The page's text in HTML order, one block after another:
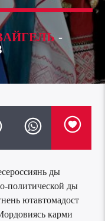
-
ды
политической ды
ютавтомадост
карми